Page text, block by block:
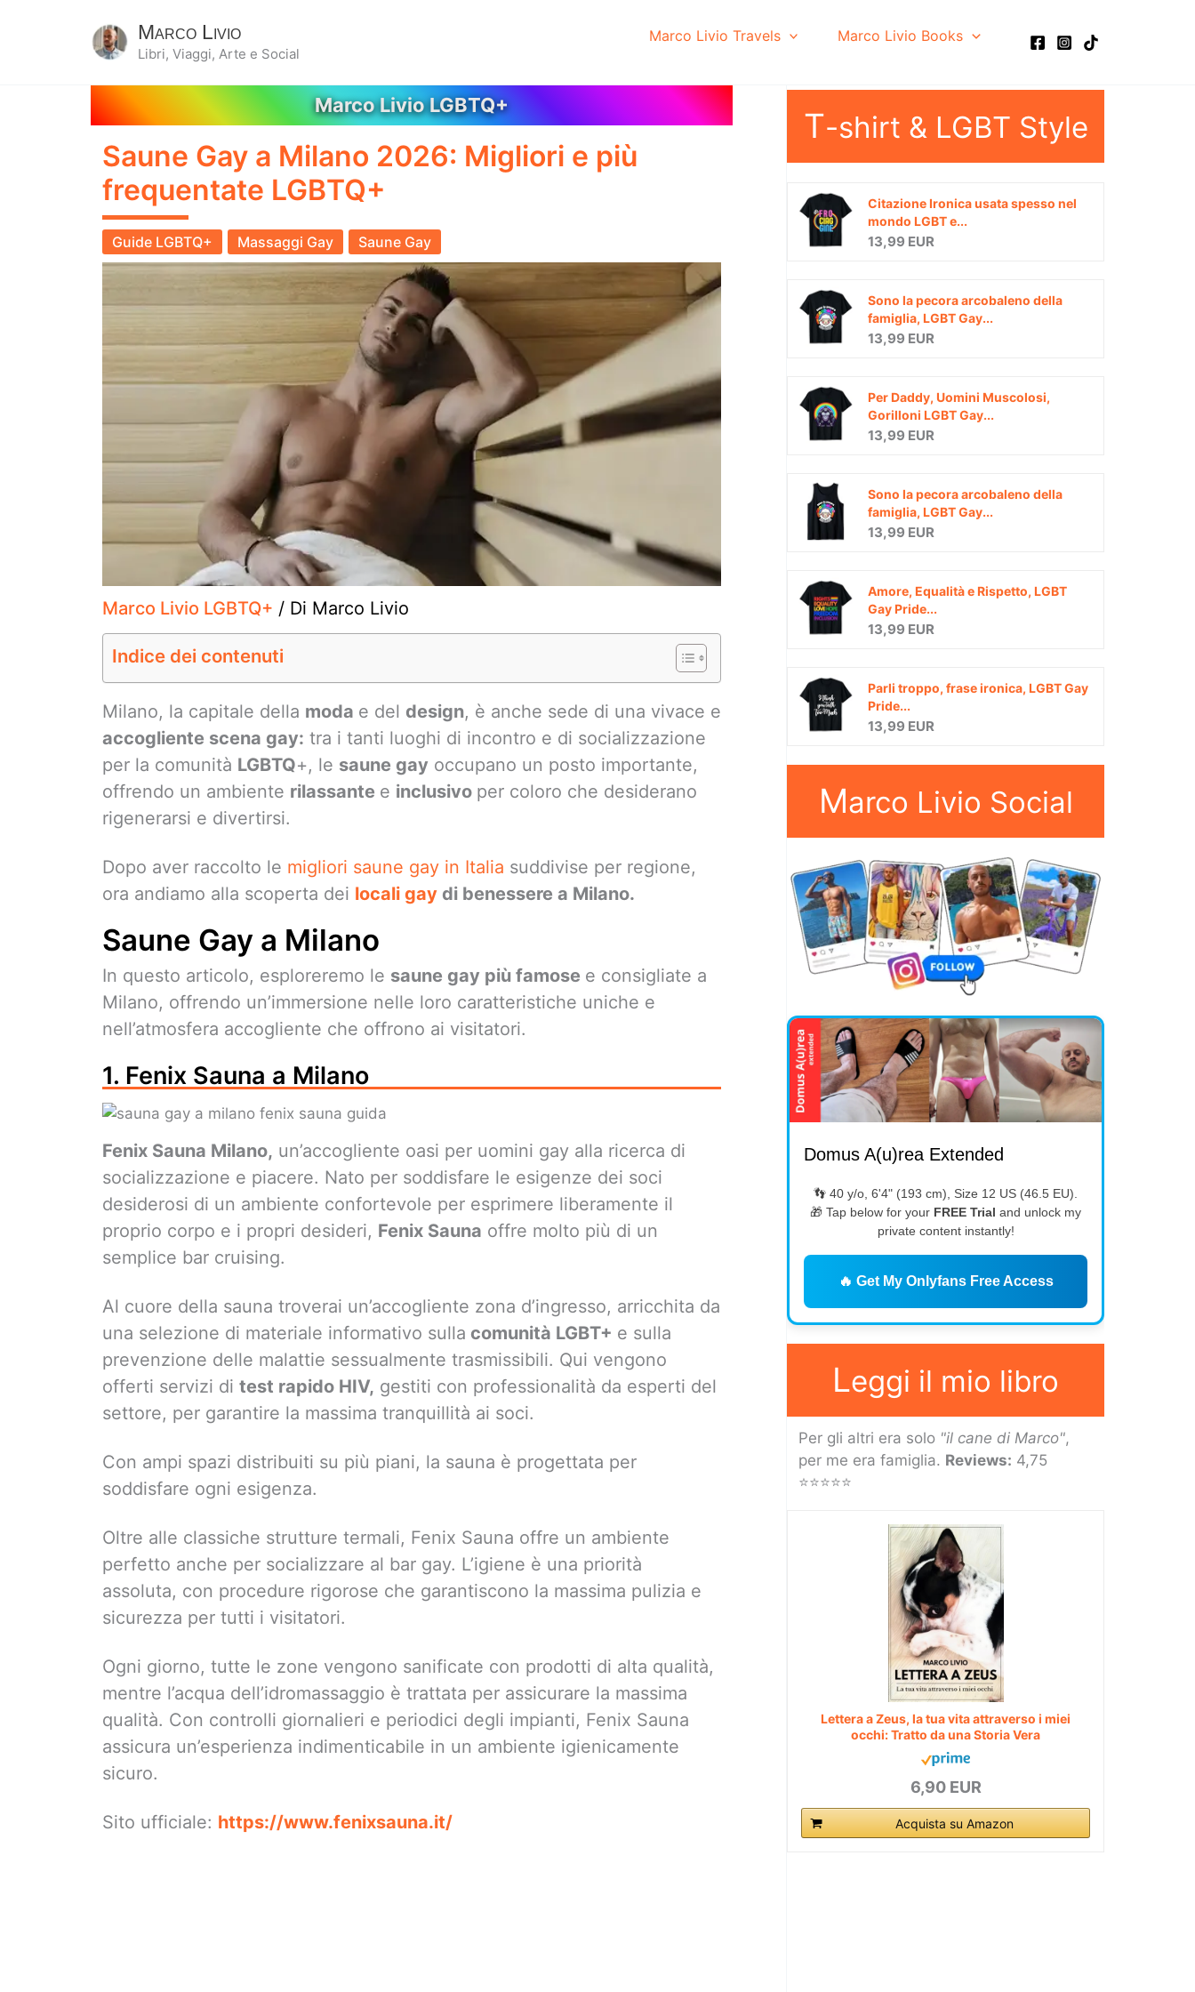
Marco Livio
Libri, Viaggi, Arte e Social
Marco Livio Travels Marco Livio Books
Marco Livio LGBTQ+
Saune Gay a Milano 2026: Migliori e più
frequentate LGBTQ+
Guide LGBTQ+ Massaggi Gay Saune Gay
Marco Livio LGBTQ+ / Di Marco Livio
Indice dei contenuti
Milano, la capitale della moda e del design, è anche sede di una vivace e
accogliente scena gay: tra i tanti luoghi di incontro e di socializzazione
per la comunità LGBTQ+, le saune gay occupano un posto importante,
offrendo un ambiente rilassante e inclusivo per coloro che desiderano
rigenerarsi e divertirsi.
Dopo aver raccolto le migliori saune gay in Italia suddivise per regione,
ora andiamo alla scoperta dei locali gay di benessere a Milano.
Saune Gay a Milano
In questo articolo, esploreremo le saune gay più famose e consigliate a
Milano, offrendo un’immersione nelle loro caratteristiche uniche e
nell’atmosfera accogliente che offrono ai visitatori.
1. Fenix Sauna a Milano
Fenix Sauna Milano, un’accogliente oasi per uomini gay alla ricerca di
socializzazione e piacere. Nato per soddisfare le esigenze dei soci
desiderosi di un ambiente confortevole per esprimere liberamente il
proprio corpo e i propri desideri, Fenix Sauna offre molto più di un
semplice bar cruising.
Al cuore della sauna troverai un’accogliente zona d’ingresso, arricchita da
una selezione di materiale informativo sulla comunità LGBT+ e sulla
prevenzione delle malattie sessualmente trasmissibili. Qui vengono
offerti servizi di test rapido HIV, gestiti con professionalità da esperti del
settore, per garantire la massima tranquillità ai soci.
Con ampi spazi distribuiti su più piani, la sauna è progettata per
soddisfare ogni esigenza.
Oltre alle classiche strutture termali, Fenix Sauna offre un ambiente
perfetto anche per socializzare al bar gay. L’igiene è una priorità
assoluta, con procedure rigorose che garantiscono la massima pulizia e
sicurezza per tutti i visitatori.
Ogni giorno, tutte le zone vengono sanificate con prodotti di alta qualità,
mentre l’acqua dell’idromassaggio è trattata per assicurare la massima
qualità. Con controlli giornalieri e periodici degli impianti, Fenix Sauna
assicura un’esperienza indimenticabile in un ambiente igienicamente
sicuro.
Sito ufficiale: https://www.fenixsauna.it/
T-shirt & LGBT Style
Citazione Ironica usata spesso nel
mondo LGBT e...
13,99 EUR
Sono la pecora arcobaleno della
famiglia, LGBT Gay...
13,99 EUR
Per Daddy, Uomini Muscolosi,
Gorilloni LGBT Gay...
13,99 EUR
Sono la pecora arcobaleno della
famiglia, LGBT Gay...
13,99 EUR
Amore, Equalità e Rispetto, LGBT
Gay Pride...
13,99 EUR
Parli troppo, frase ironica, LGBT Gay
Pride...
13,99 EUR
Marco Livio Social
Domus A(u)rea Extended
👣 40 y/o, 6'4" (193 cm), Size 12 US (46.5 EU).
🎁 Tap below for your FREE Trial and unlock my
private content instantly!
🔥 Get My Onlyfans Free Access
Leggi il mio libro
Per gli altri era solo "il cane di Marco",
per me era famiglia. Reviews: 4,75
⭐⭐⭐⭐⭐
Lettera a Zeus, la tua vita attraverso i miei
occhi: Tratto da una Storia Vera
6,90 EUR
Acquista su Amazon